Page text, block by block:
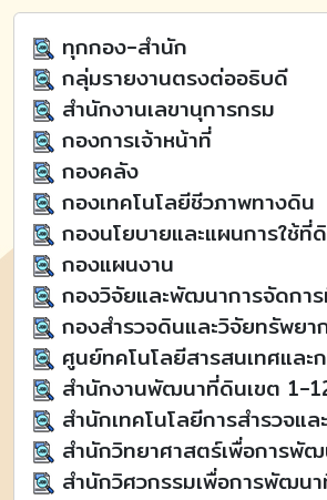
ทุกกอง-สำนัก
กลุ่มรายงานตรงต่ออธิบดี
สำนักงานเลขานุการกรม
กองการเจ้าหน้าที่
กองคลัง
กองเทคโนโลยีชีวภาพทางดิน
กองนโยบายและแผนการใช้ที่
กองแผนงาน
กองวิจัยและพัฒนาการจัดกา
กองสำรวจดินและวิจัยทรัพยา
ศูนย์ทคโนโลยีสารสนเทศและ
สำนักงานพัฒนาที่ดินเขต 1-
สำนักเทคโนโลยีการสำรวจแ
สำนักวิทยาศาสตร์เพื่อการพั
สำนักวิศวกรรมเพื่อการพัฒน